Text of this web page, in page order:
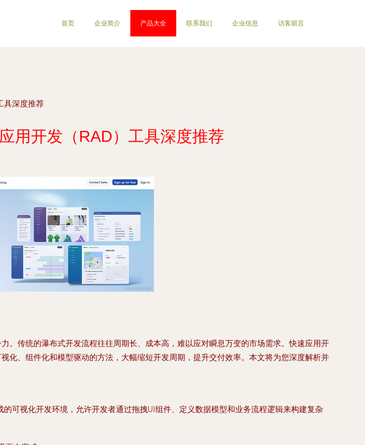
首页 企业简介 产品大全 联系我们 企业信息 访客留言
具深度推荐
用开发（RAD）工具深度推荐
。传统的瀑布式开发流程往往周期长、成本高，难以应对瞬息万变的市场需求。快速应用开
化、组件化和模型驱动的方法，大幅缩短开发周期，提升交付效率。本文将为您深度解析并
可视化开发环境，允许开发者通过拖拽UI组件、定义数据模型和业务流程逻辑来构建复杂